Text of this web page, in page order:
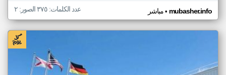
مباشر• mubasher.info عدد الكلمات: ٣٧٥ الصور: ٢